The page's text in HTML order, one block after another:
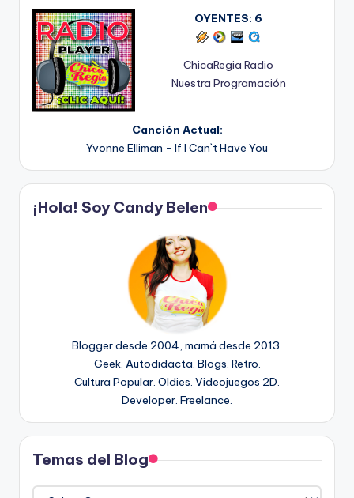
OYENTES: 6
ChicaRegia Radio
Nuestra Programación
Canción Actual:
Yvonne Elliman - If I Can`t Have You
¡Hola! Soy Candy Belen
Blogger desde 2004, mamá desde 2013.
Geek. Autodidacta. Blogs. Retro.
Cultura Popular. Oldies. Videojuegos 2D.
Developer. Freelance.
Temas del Blog